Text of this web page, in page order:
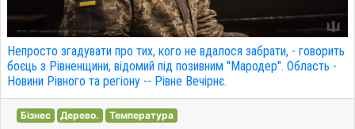
Непросто згадувати про тих, кого не вдалося забрати, - говорить
боєць з Рівненщини, відомий під позивним "Мародер". Область -
Новини Рівного та регіону -- Рівне Вечірнє.
Бізнес Дерево. Температура